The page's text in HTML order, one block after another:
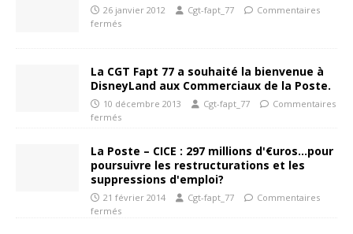
26 janvier 2012 Cgt-fapt_77
Commentaires
fermés
La CGT Fapt 77 a souhaité la bienvenue à
DisneyLand aux Commerciaux de la Poste.
10 décembre 2013 Cgt-fapt_77
Commentaires
fermés
La Poste – CICE : 297 millions d'€uros…pour
poursuivre les restructurations et les
suppressions d'emploi?
21 février 2014 Cgt-fapt_77
Commentaires
fermés